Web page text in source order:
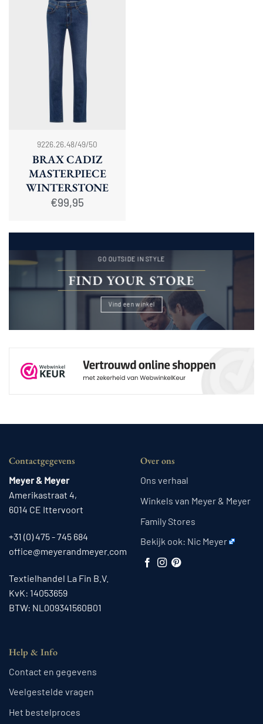
9226.26.48/49/50
BRAX CADIZ
MASTERPIECE
WINTERSTONE
€99,95
GO OUTSIDE IN STYLE
FIND YOUR STORE
Vind een winkel
Contactgegevens
Meyer & Meyer
Amerikastraat 4,
6014 CE Ittervoort
+31 (0) 475 - 745 684
office@meyerandmeyer.com
Textielhandel La Fin B.V.
KvK: 14053659
BTW: NL009341560B01
Over ons
Ons verhaal
Winkels van Meyer & Meyer
Family Stores
Bekijk ook: Nic Meyer
Help & Info
Contact en gegevens
Veelgestelde vragen
Het bestelproces